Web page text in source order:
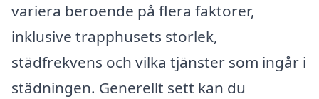
variera beroende på flera faktorer,
inklusive trapphusets storlek,
städfrekvens och vilka tjänster som ingår i
städningen. Generellt sett kan du